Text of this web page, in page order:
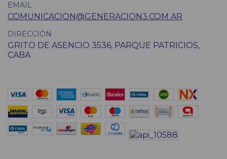
EMAIL
COMUNICACION@GENERACION3.COM.AR
DIRECCIÓN
GRITO DE ASENCIO 3536, PARQUE PATRICIOS,
CABA